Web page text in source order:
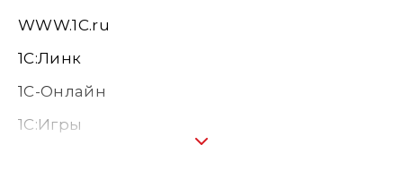
WWW.1С.ru
1С:Линк
1С-Онлайн
1C:Игры